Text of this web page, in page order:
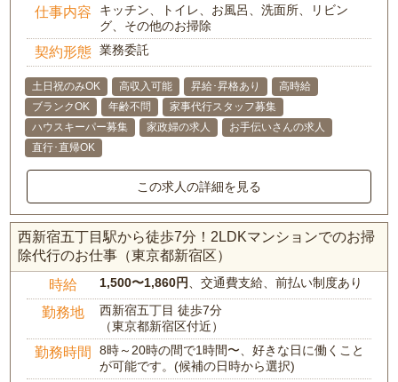
仕事内容
キッチン、トイレ、お風呂、洗面所、リビン
グ、その他のお掃除
契約形態 業務委託
土日祝のみOK 高収入可能 昇給･昇格あり
高時給
ブランクOK
年齢不問
家事代行スタッフ募集
ハウスキーパー募集
家政婦の求人
お手伝いさんの求人
直行･直帰OK
この求人の詳細を見る
西新宿五丁目駅から徒歩7分！2LDKマンションでのお掃
除代行のお仕事（東京都新宿区）
時給 1,500〜1,860円 、交通費支給、前払い制度あり
勤務地
西新宿五丁目 徒歩7分
（東京都新宿区付近）
勤務時間
8時～20時の間で1時間〜、好きな日に働くこと
が可能です。(候補の日時から選択)